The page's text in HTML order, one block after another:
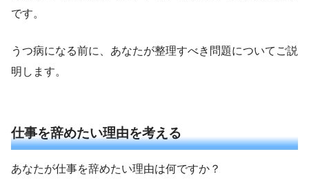
です。
うつ病になる前に、あなたが整理すべき問題についてご説
明します。
仕事を辞めたい理由を考える
あなたが仕事を辞めたい理由は何ですか？